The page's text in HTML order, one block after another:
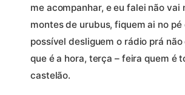
me acompanhar, e eu falei não vai
montes de urubus, fiquem ai no pé
possível desliguem o rádio prá não
que é a hora, terça – feira quem é
castelão.